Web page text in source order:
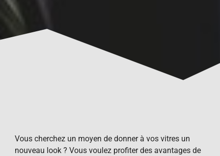
Vous cherchez un moyen de donner à vos vitres un
nouveau look ? Vous voulez profiter des avantages de